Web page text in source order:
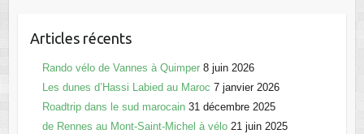
Articles récents
Rando vélo de Vannes à Quimper 8 juin 2026
Les dunes d’Hassi Labied au Maroc 7 janvier 2026
Roadtrip dans le sud marocain 31 décembre 2025
de Rennes au Mont-Saint-Michel à vélo 21 juin 2025